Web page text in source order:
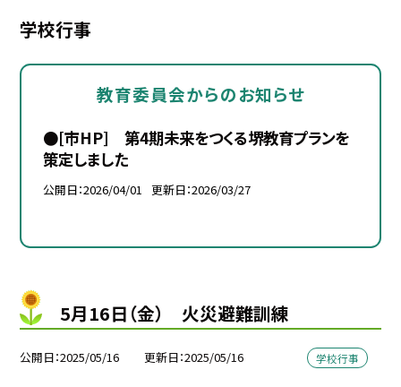
学校行事
教育委員会からのお知らせ
●[市HP] 第4期未来をつくる堺教育プランを
策定しました
公開日 2026/04/01 更新日 2026/03/27
5月16日（金） 火災避難訓練
公開日 2025/05/16 更新日 2025/05/16 学校行事